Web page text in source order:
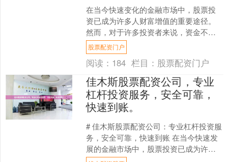
在当今快速变化的金融市场中，股票投
资已成为许多人财富增值的重要途径。
然而，对于许多投资者来说，资金不足
往往成为限制其投资潜力的主要障碍。
正是在这样的背景下，佳木....
股票配资门户
阅读： 184 栏目： 股票配资门户
佳木斯股票配资公司，专业
杠杆投资服务，安全可靠，
快速到账。
# 佳木斯股票配资公司：专业杠杆投资服
务，安全可靠，快速到账 在当今快速发
展的金融市场中，股票投资已成为许多
人财富增值的重要途径。然而，资金不